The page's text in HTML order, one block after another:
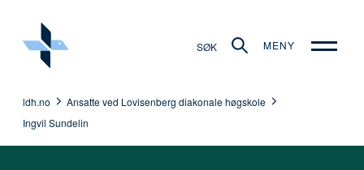
SØK MENY
ldh.no
Ansatte ved Lovisenberg diakonale høgskole
Ingvil Sundelin